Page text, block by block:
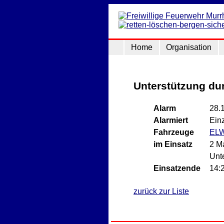
Home Organisation
Unterstützung
Alarm
Alarmiert
Fahrzeuge
im Einsatz
2
Einsatzende
zurück zur Liste